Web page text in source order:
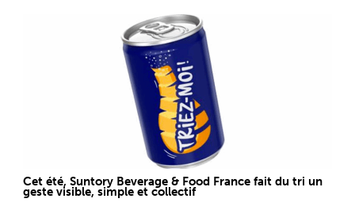
Cet été, Suntory Beverage & Food France fait du tri un
geste visible, simple et collectif